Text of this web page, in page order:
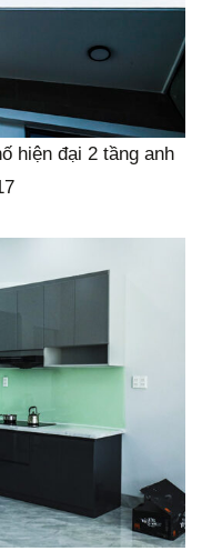
hiện đại 2 tầng anh